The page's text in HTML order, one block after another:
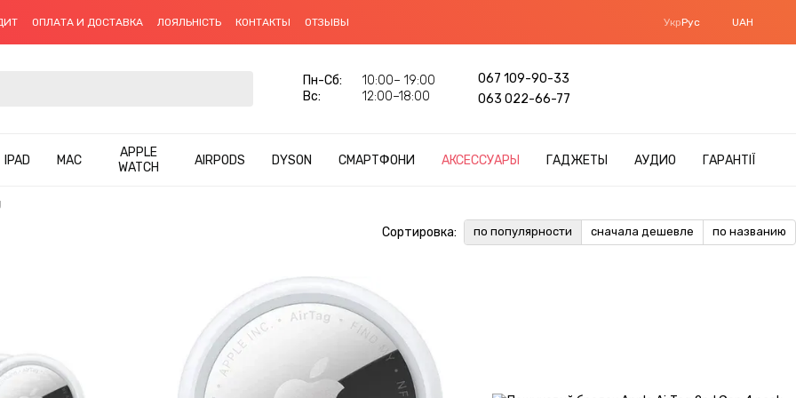
ОПЛАТА И ДОСТАВКА ЛОЯЛЬНІСТЬ КОНТАКТЫ ОТЗЫВЫ УкрРус UAH
Пн-Сб:
10:00– 19:00
Вс:
12:00–18:00
067 109-90-33
063 022-66-77
IPAD MAC
APPLE
WATCH
AIRPODS DYSON СМАРТФОНИ АКСЕССУАРЫ ГАДЖЕТЫ АУДИО ГАРАНТІЇ
Сортировка: по популярности сначала дешевле по названию